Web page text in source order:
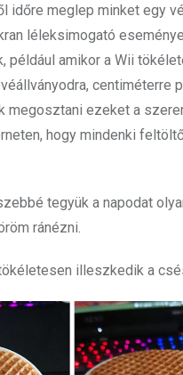
időre meglep minket egy
léleksimogató
például amikor a Wii
centiméterre
megosztani ezeket a
hogy mindenki
tegyük a napodat
ránézni.
illeszkedik a